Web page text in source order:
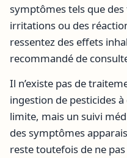
symptômes tels que
irritations ou des
ressentez des effets
recommandé de
Il n’existe pas de
ingestion de pesticides
limite, mais un suivi
des symptômes
reste toutefois de ne